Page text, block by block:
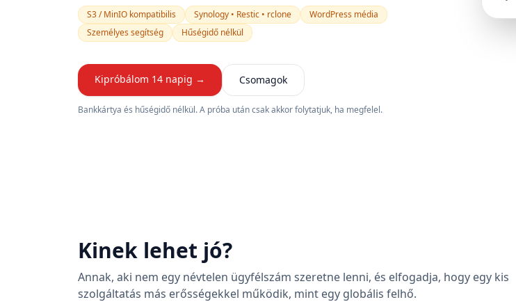
S3 / MinIO kompatibilis Synology • Restic • rclone
WordPress média
Személyes segítség
Hűségidő nélkül
Kipróbálom 14 napig → Csomagok
Bankkártya és hűségidő nélkül. A próba után csak akkor folytatjuk, ha megfelel.
Kinek lehet jó?
Annak, aki nem egy névtelen ügyfélszám szeretne lenni, és elfogadja, hogy egy kis
szolgáltatás más erősségekkel működik, mint egy globális felhő.